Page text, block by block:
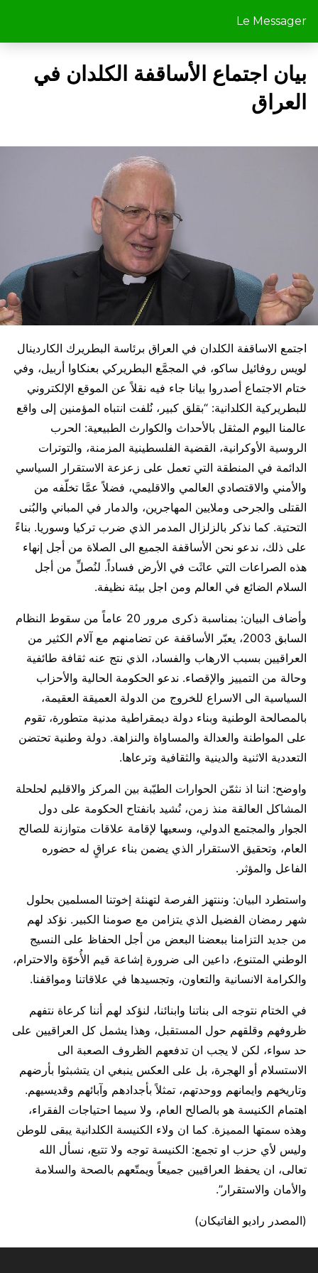
Le Messager
بيان اجتماع الأساقفة الكلدان في
العراق
اجتمع الاساقفة الكلدان في العراق برئاسة البطريرك الكاردينال
لويس روفائيل ساكو، في المجمَّع البطريركي بعنكاوا أربيل، وفي
ختام الاجتماع أصدروا بيانا جاء فيه نقلاً عن الموقع الإلكتروني
للبطريركية الكلدانية: “بقلق كبير، نُلفت انتباه المؤمنين إلى واقع
عالمنا اليوم المثقل بالأحداث والكوارث الطبيعية: الحرب
الروسية الأوكرانية، القضية الفلسطينية المزمنة، والتوترات
الدائمة في المنطقة التي تعمل على زعزعة الاستقرار السياسي
والأمني والاقتصادي العالمي والاقليمي، فضلاً عمَّا تخلّفه من
القتلى والجرحى وملايين المهاجرين، والدمار في المباني والبُنى
التحتية. كما نذكر بالزلزال المدمر الذي ضرب تركيا وسوريا. بناءً
على ذلك، ندعو نحن الأساقفة الجميع الى الصلاة من أجل إنهاء
هذه الصراعات التي عاثَت في الأرض فساداً. لنُصلِّ من أجل
السلام الضائع في العالم ومن اجل بيئة نظيفة.
وأضاف البيان: بمناسبة ذكرى مرور 20 عاماً من سقوط النظام
السابق 2003، يعبّر الأساقفة عن تضامنهم مع آلام الكثير من
العراقيين بسبب الارهاب والفساد، الذي نتج عنه ثقافة طائفية
وحالة من التمييز والإقصاء. ندعو الحكومة الحالية والأحزاب
السياسية الى الاسراع للخروج من الدولة العميقة العقيمة،
بالمصالحة الوطنية وبناء دولة ديمقراطية مدنية متطورة، تقوم
على المواطنة والعدالة والمساواة والنزاهة. دولة وطنية تحتضن
التعددية الاثنية والدينية والثقافية وترعاها.
واوضح: اننا اذ نثمّن الحوارات الطيّبة بين المركز والاقليم لحلحلة
المشاكل العالقة منذ زمن، نُشيد بانفتاح الحكومة على دول
الجوار والمجتمع الدولي، وسعيها لإقامة علاقات متوازنة للصالح
العام، وتحقيق الاستقرار الذي يضمن بناء عراقٍ له حضوره
الفاعل والمؤثر.
واستطرد البيان: وننتهز الفرصة لتهنئة إخوتنا المسلمين بحلول
شهر رمضان الفضيل الذي يتزامن مع صومنا الكبير. نؤكد لهم
من جديد التزامنا ببعضنا البعض من أجل الحفاظ على النسيج
الوطني المتنوع، داعين الى ضرورة إشاعة قيم الأُخوّة والاحترام،
والكرامة الانسانية والتعاون، وتجسيدها في علاقاتنا ومواقفنا.
في الختام نتوجه الى بناتنا وابنائنا، لنؤكد لهم أننا كرعاة نتفهم
ظروفهم وقلقهم حول المستقبل، وهذا يشمل كل العراقيين على
حد سواء، لكن لا يجب ان تدفعهم الظروف الصعبة الى
الاستسلام أو الهجرة، بل على العكس ينبغي ان يتشبثوا بأرضهم
وتاريخهم وايمانهم ووحدتهم، تمثلاً بأجدادهم وآبائهم وقديسيهم.
اهتمام الكنيسة هو بالصالح العام، ولا سيما احتياجات الفقراء،
وهذه سمتها المميزة. كما ان ولاء الكنيسة الكلدانية يبقى للوطن
وليس لأي حزب او تجمع: الكنيسة توجه ولا تتبع، نسأل الله
تعالى، ان يحفظ العراقيين جميعاً ويمتّعهم بالصحة والسلامة
والأمان والاستقرار”.
(المصدر راديو الفاتيكان)